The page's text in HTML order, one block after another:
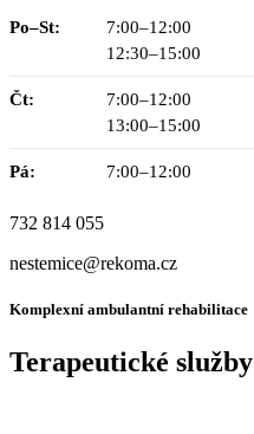
Po–St:
7:00–12:00
12:30–15:00
Čt:
7:00–12:00
13:00–15:00
Pá: 7:00–12:00
732 814 055
nestemice@rekoma.cz
Komplexní ambulantní rehabilitace
Terapeutické služby